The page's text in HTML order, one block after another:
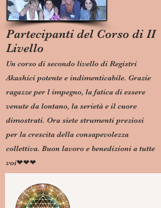
Partecipanti del Corso di II
Livello
Un corso di secondo livello di Registri
Akashici potente e indimenticabile. Grazie
ragazze per l impegno, la fatica di essere
venute da lontano, la serietà e il cuore
dimostrati. Ora siete strumenti preziosi
per la crescita della consapevolezza
collettiva. Buon lavoro e benedizioni a tutte
voi❤❤❤